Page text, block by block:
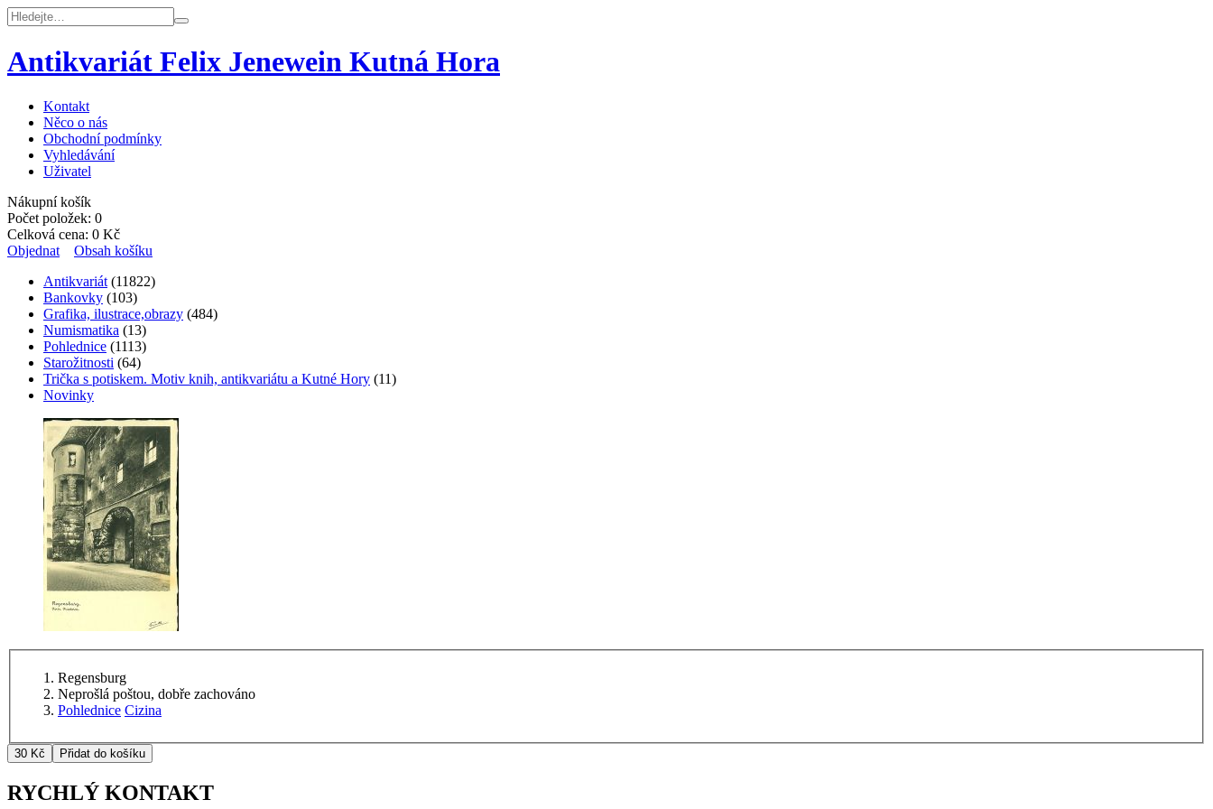
Antikvariát Felix Jenewein Kutná Hora
Kontakt
Něco o nás
Obchodní podmínky
Vyhledávání
Uživatel
Nákupní košík
Počet položek: 0
Celková cena: 0 Kč
Objednat
Obsah košíku
Antikvariát (11822)
Bankovky (103)
Grafika, ilustrace,obrazy (484)
Numismatika (13)
Pohlednice (1113)
Starožitnosti (64)
Trička s potiskem. Motiv knih, antikvariátu a Kutné Hory (11)
Novinky
Regensburg
Neprošlá poštou, dobře zachováno
Pohlednice Cizina
RYCHLÝ KONTAKT